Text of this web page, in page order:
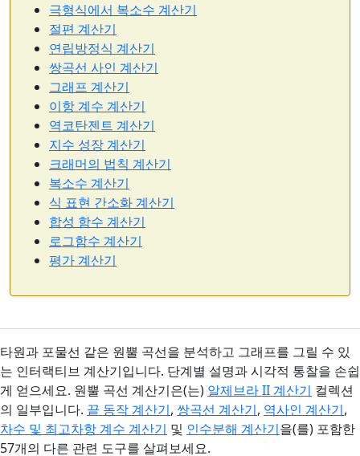
극형식에서 복소수 계산기
절편 계산기
연립방정식 계산기
쌍곡선 사인 계산기
그래프 계산기
이항 계수 계산기
역코탄젠트 계산기
지수 성장 계산기
크래머의 법칙 계산기
복소수 계산기
식 표현 간소화 계산기
합성 함수 계산기
로그함수 계산기
평가 계산기
타원과 포물선 같은 원뿔 곡선을 분석하고 그래프를 그릴 수 있
는 인터랙티브 계산기입니다. 단계별 설명과 시각적 통찰을 손쉽
게 얻으세요. 원뿔 곡선 계산기은(는) 알제브라 II 계산기 컬렉션
의 일부입니다. 끝 동작 계산기, 쌍곡선 계산기, 역사인 계산기,
차수 및 최고차항 계수 계산기 및 인수분해 계산기을(를) 포함한
57개의 다른 관련 도구를 살펴보세요.